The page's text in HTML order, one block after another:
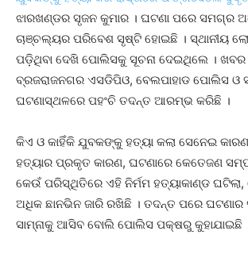
ଝାରଖଣ୍ଡର ସୃଜନ କୁମାର । ଘଟଣା ପରେ ସମଗ୍ର
ଚାଞ୍ଚଲ୍ୟର ପରିବେଶ ସୃଷ୍ଟି ହୋଇଛି । ସ୍ଥାନୀୟ
ପଡ଼ିଥିବା ଦେଖି ପୋଲିସକୁ ସୂଚନା ଦେଇଥିଲେ । ଖବର
ବ୍ରଜରାଜନଗର ଏସଡିପିଓ, ବେଲପାହାଡ ପୋଲିସ ଓ
ଘଟଣାସ୍ଥଳରେ ପହଂଚି ତଦନ୍ତ ଆରମ୍ଭ କରିଛି ।
କିଏ ଓ କାହିଁକି ଯୁବକଙ୍କୁ ହତ୍ୟା କଲା ସେନେଇ
ହତ୍ୟାର ପ୍ରକୃତ କାରଣ, ଘଟଣାରେ କେତେଜଣ
କେଉଁ ପରିସ୍ଥିତିରେ ଏହି ନିର୍ମମ ହତ୍ୟାକାଣ୍ଡ
ଅଧିକ ଛାନଭିନ ଜାରି ରଖିଛି । ତଦନ୍ତ ପରେ
ସାମ୍ନାକୁ ଆସିବ ବୋଲି ପୋଲିସ ପକ୍ଷରୁ କୁହାଯାଇଛି